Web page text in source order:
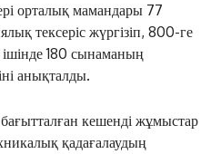
орталық мамандары 77
тексеріс жүргізіп, 800-ге
180 сынаманың
анықталды.
кешенді жұмыстар
қадағалаудың